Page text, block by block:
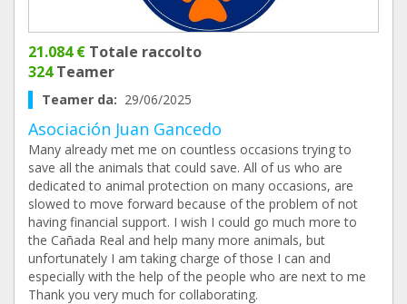
21.084 € Totale raccolto
324Teamer
Teamer da: 29/06/2025
Asociación Juan Gancedo
Many already met me on countless occasions trying to
save all the animals that could save. All of us who are
dedicated to animal protection on many occasions, are
slowed to move forward because of the problem of not
having financial support. I wish I could go much more to
the Cañada Real and help many more animals, but
unfortunately I am taking charge of those I can and
especially with the help of the people who are next to me
Thank you very much for collaborating.